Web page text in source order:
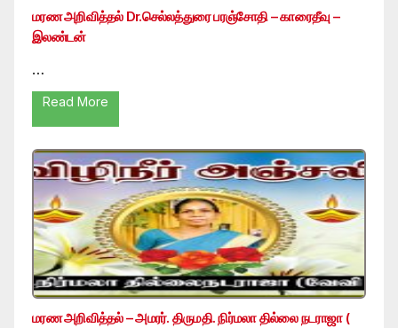
மரண அறிவித்தல் Dr.செல்லத்துரை பரஞ்சோதி – காரைதீவு –
இலண்டன்
…
Read More
மரண அறிவித்தல் – அமரர். திருமதி. நிர்மலா தில்லை நடராஜா (